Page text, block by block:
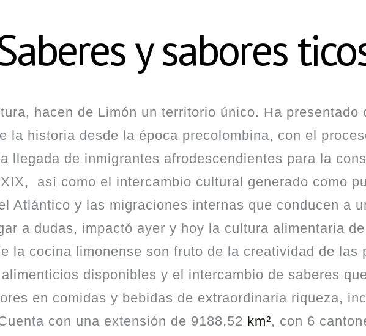
y sabores
hacen de Limón un territorio único. Ha presentado
la historia desde la época precolombina, con el
llegada de inmigrantes afrodescendientes para la
así como el intercambio cultural generado como
Atlántico y las migraciones internas que conducen a
a dudas, impactó ayer y hoy la cultura alimentaria
la cocina limonense son fruto de la creatividad de las
disponibles y el intercambio de saberes
en comidas y bebidas de extraordinaria riqueza,
con una extensión de 9188,52 km², con 6